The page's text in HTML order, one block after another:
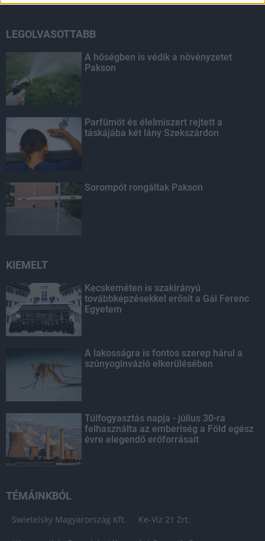
LEGOLVASOTTABB
A hőségben is védik a növényzetet
Pakson
Parfümöt és élelmiszert rejtett a
táskájába két lány Szekszárdon
Sorompót rongáltak Pakson
KIEMELT
Kecskeméten is szakirányú
továbbképzésekkel erősít a Gál Ferenc
Egyetem
A lakosságra is fontos szerep hárul a
szúnyoginvázió elkerülésében
Túlfogyasztás napja - július 30-ra
felhasználta az emberiség a Föld egész
évre elegendő erőforrásait
TÉMÁINKBÓL
Swietelsky Magyarország Kft. Ke-Víz 21 Zrt.